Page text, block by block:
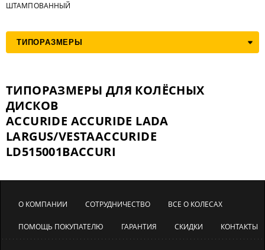
ШТАМПОВАННЫЙ
ТИПОРАЗМЕРЫ ДЛЯ КОЛЁСНЫХ
ДИСКОВ
ACCURIDE ACCURIDE LADA
LARGUS/VESTAACCURIDE
LD515001BACCURI
О КОМПАНИИ СОТРУДНИЧЕСТВО ВСЕ О КОЛЕСАХ
ПОМОЩЬ ПОКУПАТЕЛЮ ГАРАНТИЯ СКИДКИ КОНТАКТЫ